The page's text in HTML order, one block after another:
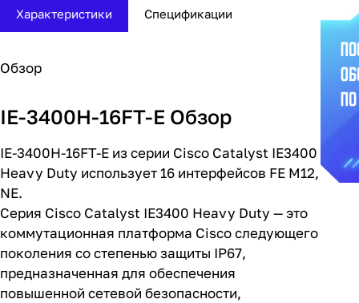
Характеристики Спецификации
Обзор
IE-3400H-16FT-E Обзор
IE-3400H-16FT-E из серии Cisco Catalyst IE3400
Heavy Duty использует 16 интерфейсов FE M12,
NE.
Серия Cisco Catalyst IE3400 Heavy Duty — это
коммутационная платформа Cisco следующего
поколения со степенью защиты IP67,
предназначенная для обеспечения
повышенной сетевой безопасности,